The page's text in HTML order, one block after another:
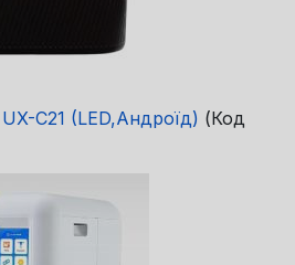
C21 (LED,Андроїд) (Код